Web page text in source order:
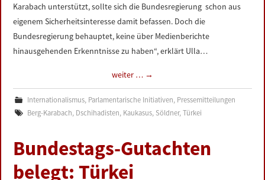
Karabach unterstützt, sollte sich die Bundesregierung schon aus
eigenem Sicherheitsinteresse damit befassen. Doch die
Bundesregierung behauptet, keine über Medienberichte
hinausgehenden Erkenntnisse zu haben“, erklärt Ulla…
weiter … →
Internationalismus, Parlamentarische Initiativen, Pressemitteilungen
Berg-Karabach, Dschihadisten, Kaukasus, Söldner, Türkei
Bundestags-Gutachten
belegt: Türkei